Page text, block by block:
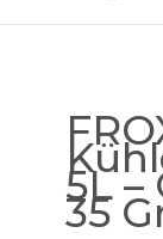
5L –
35